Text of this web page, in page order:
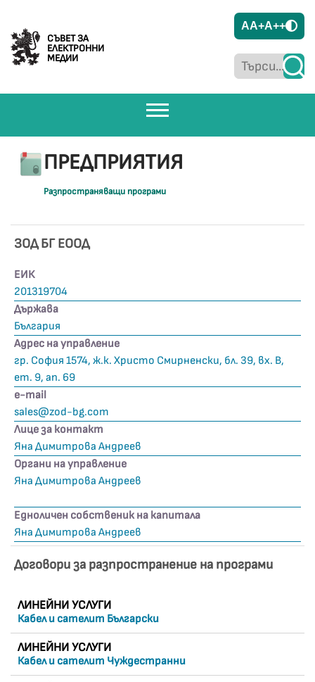
СЪВЕТ ЗА
ЕЛЕКТРОННИ
МЕДИИ
AA+A++
ЛИНЕЙНИ УСЛУГИ
Кабел и сателит Български
ЛИНЕЙНИ УСЛУГИ
Кабел и сателит Чуждестранни
ПРЕДПРИЯТИЯ
Разпространяващи програми
ЗОД БГ ЕООД
ЕИК
201319704
Държава
България
Адрес на управление
гр. София 1574, ж.к. Христо Смирненски, бл. 39, вх. В,
ет. 9, ап. 69
е-mail
sales@zod-bg.com
Лице за контакт
Яна Димитрова Андреев
Органи на управление
Яна Димитрова Андреев
Едноличен собственик на капитала
Яна Димитрова Андреев
Договори за разпространение на програми